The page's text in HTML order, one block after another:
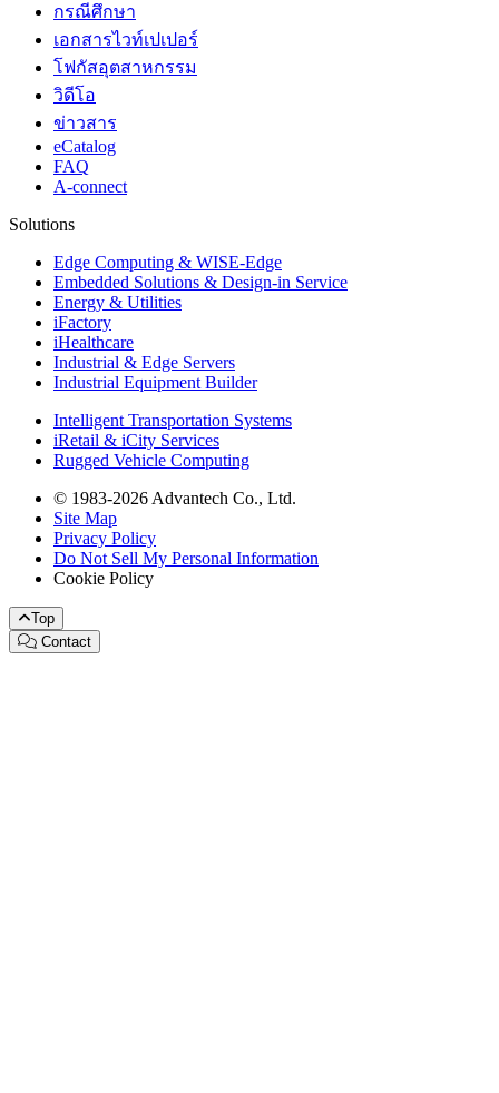
กรณีศึกษา
เอกสารไวท์เปเปอร์
โฟกัสอุตสาหกรรม
วิดีโอ
ข่าวสาร
eCatalog
FAQ
A-connect
Solutions
Edge Computing & WISE-Edge
Embedded Solutions & Design-in Service
Energy & Utilities
iFactory
iHealthcare
Industrial & Edge Servers
Industrial Equipment Builder
Intelligent Transportation Systems
iRetail & iCity Services
Rugged Vehicle Computing
© 1983-2026 Advantech Co., Ltd.
Site Map
Privacy Policy
Do Not Sell My Personal Information
Cookie Policy
Top
Contact